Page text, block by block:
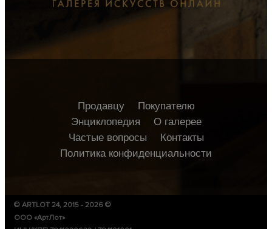
Продавцу
Покупателю
Энциклопедия
О галерее
Частые вопросы
Контакты
Политика конфиденциальности
© ARTLOT 24, 2015 - 2026 ©
ООО «АртЛот»